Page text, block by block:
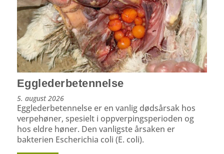
Egglederbetennelse
5. august 2026
Egglederbetennelse er en vanlig dødsårsak hos
verpehøner, spesielt i oppverpings­perioden og
hos eldre høner. Den vanligste årsaken er
bakterien Escherichia coli (E. coli).